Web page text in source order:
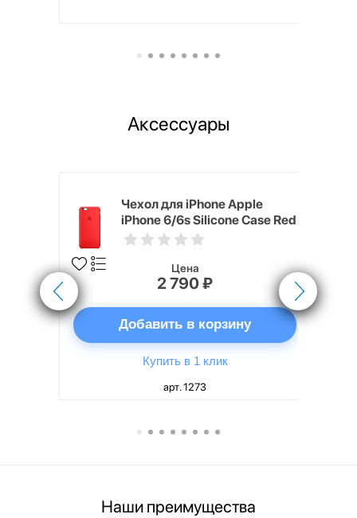
Аксессуары
Чехол для iPhone Apple
iPhone 6/6s Silicone Case Red
Цена
2 790 ₽
Добавить в корзину
Купить в 1 клик
арт. 1273
Наши преимущества